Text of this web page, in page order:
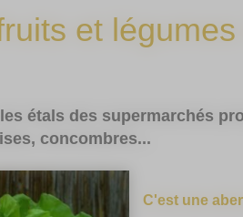
et
étals des supermarchés
concombres...
C'est une